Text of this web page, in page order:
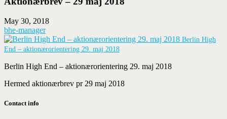
May 30, 2018
bhe-manager
Berlin High
End – aktionærorientering 29. maj 2018
Berlin High End – aktionærorientering 29. maj 2018
Hermed aktionærbrev pr 29 maj 2018
Contact info